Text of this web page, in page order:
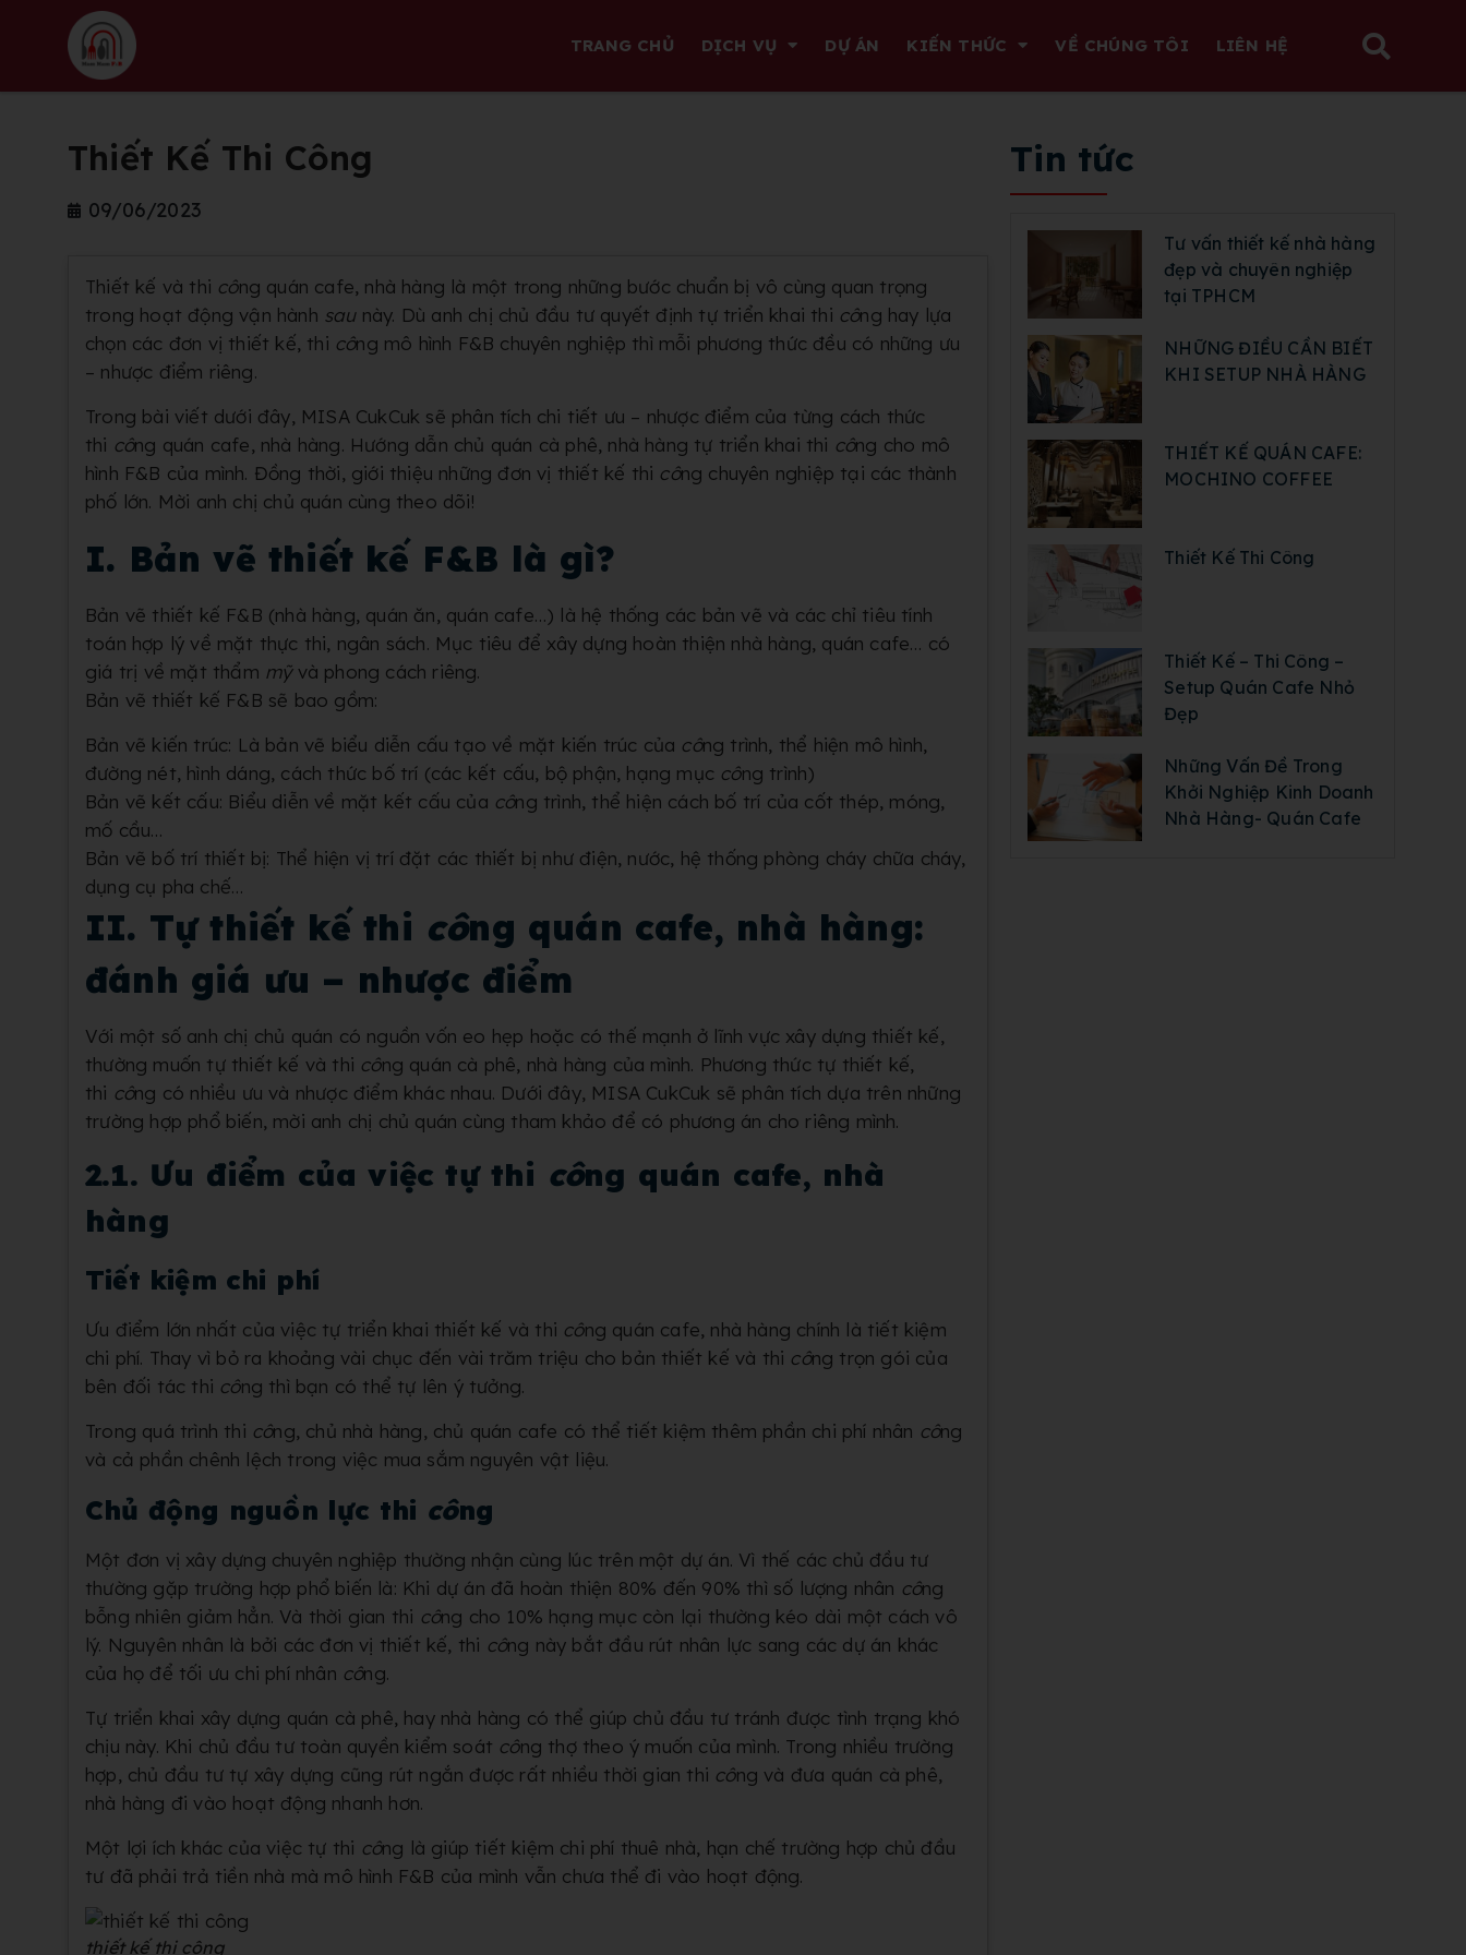
TRANG CHỦ DỊCH VỤ DỰ ÁN KIẾN THỨC VỀ CHÚNG TÔI LIÊN HỆ
Thiết Kế Thi Công
09/06/2023
Thiết kế và thi công quán cafe, nhà hàng là một trong những bước chuẩn bị vô cùng quan trọng
trong hoạt động vận hành sau này. Dù anh chị chủ đầu tư quyết định tự triển khai thi công hay lựa
chọn các đơn vị thiết kế, thi công mô hình F&B chuyên nghiệp thì mỗi phương thức đều có những ưu
– nhược điểm riêng.
Trong bài viết dưới đây, MISA CukCuk sẽ phân tích chi tiết ưu – nhược điểm của từng cách thức
thi công quán cafe, nhà hàng. Hướng dẫn chủ quán cà phê, nhà hàng tự triển khai thi công cho mô
hình F&B của mình. Đồng thời, giới thiệu những đơn vị thiết kế thi công chuyên nghiệp tại các thành
phố lớn. Mời anh chị chủ quán cùng theo dõi!
I. Bản vẽ thiết kế F&B là gì?
Bản vẽ thiết kế F&B (nhà hàng, quán ăn, quán cafe…) là hệ thống các bản vẽ và các chỉ tiêu tính
toán hợp lý về mặt thực thi, ngân sách. Mục tiêu để xây dựng hoàn thiện nhà hàng, quán cafe… có
giá trị về mặt thẩm mỹvà phong cách riêng.
Bản vẽ thiết kế F&B sẽ bao gồm:
Bản vẽ kiến trúc: Là bản vẽ biểu diễn cấu tạo về mặt kiến trúc của công trình, thể hiện mô hình,
đường nét, hình dáng, cách thức bố trí (các kết cấu, bộ phận, hạng mục công trình)
Bản vẽ kết cấu: Biểu diễn về mặt kết cấu của công trình, thể hiện cách bố trí của cốt thép, móng,
mố cầu…
Bản vẽ bố trí thiết bị: Thể hiện vị trí đặt các thiết bị như điện, nước, hệ thống phòng cháy chữa cháy,
dụng cụ pha chế…
II. Tự thiết kế thi công quán cafe, nhà hàng:
đánh giá ưu – nhược điểm
Với một số anh chị chủ quán có nguồn vốn eo hẹp hoặc có thế mạnh ở lĩnh vực xây dựng thiết kế,
thường muốn tự thiết kế và thi công quán cà phê, nhà hàng của mình. Phương thức tự thiết kế,
thi công có nhiều ưu và nhược điểm khác nhau. Dưới đây, MISA CukCuk sẽ phân tích dựa trên những
trường hợp phổ biến, mời anh chị chủ quán cùng tham khảo để có phương án cho riêng mình.
2.1. Ưu điểm của việc tự thi công quán cafe, nhà
hàng
Tiết kiệm chi phí
Ưu điểm lớn nhất của việc tự triển khai thiết kế và thi công quán cafe, nhà hàng chính là tiết kiệm
chi phí. Thay vì bỏ ra khoảng vài chục đến vài trăm triệu cho bản thiết kế và thi công trọn gói của
bên đối tác thi công thì bạn có thể tự lên ý tưởng.
Trong quá trình thi công, chủ nhà hàng, chủ quán cafe có thể tiết kiệm thêm phần chi phí nhân công
và cả phần chênh lệch trong việc mua sắm nguyên vật liệu.
Chủ động nguồn lực thi công
Một đơn vị xây dựng chuyên nghiệp thường nhận cùng lúc trên một dự án. Vì thế các chủ đầu tư
thường gặp trường hợp phổ biến là: Khi dự án đã hoàn thiện 80% đến 90% thì số lượng nhân công
bỗng nhiên giảm hẳn. Và thời gian thi công cho 10% hạng mục còn lại thường kéo dài một cách vô
lý. Nguyên nhân là bởi các đơn vị thiết kế, thi công này bắt đầu rút nhân lực sang các dự án khác
của họ để tối ưu chi phí nhân công.
Tự triển khai xây dựng quán cà phê, hay nhà hàng có thể giúp chủ đầu tư tránh được tình trạng khó
chịu này. Khi chủ đầu tư toàn quyền kiểm soát công thợ theo ý muốn của mình. Trong nhiều trường
hợp, chủ đầu tư tự xây dựng cũng rút ngắn được rất nhiều thời gian thi công và đưa quán cà phê,
nhà hàng đi vào hoạt động nhanh hơn.
Một lợi ích khác của việc tự thi công là giúp tiết kiệm chi phí thuê nhà, hạn chế trường hợp chủ đầu
tư đã phải trả tiền nhà mà mô hình F&B của mình vẫn chưa thể đi vào hoạt động.
thiết kế thi công
Tin tức
Tư vấn thiết kế nhà hàng
đẹp và chuyên nghiệp
tại TPHCM
NHỮNG ĐIỀU CẦN BIẾT
KHI SETUP NHÀ HÀNG
THIẾT KẾ QUÁN CAFE:
MOCHINO COFFEE
Thiết Kế Thi Công
Thiết Kế – Thi Công –
Setup Quán Cafe Nhỏ
Đẹp
Những Vấn Đề Trong
Khởi Nghiệp Kinh Doanh
Nhà Hàng- Quán Cafe